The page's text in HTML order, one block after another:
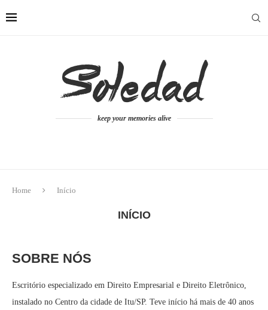
keep your memories alive
Home Início
INÍCIO
SOBRE NÓS
Escritório especializado em Direito Empresarial e Direito Eletrônico,
instalado no Centro da cidade de Itu/SP. Teve início há mais de 40 anos